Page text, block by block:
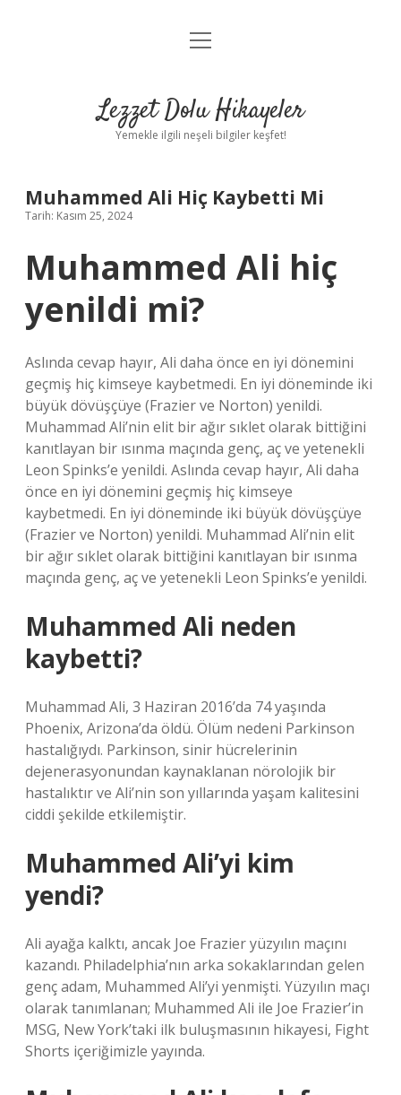
Anasayfa
Yasal Uyarı
menüyü
Lezzet Dolu Hikayeler
Yemekle ilgili neşeli bilgiler keşfet!
Muhammed Ali Hiç Kaybetti Mi
Tarih: Kasım 25, 2024
Muhammed Ali hiç
yenildi mi?
Aslında cevap hayır, Ali daha önce en iyi dönemini
geçmiş hiç kimseye kaybetmedi. En iyi döneminde iki
büyük dövüşçüye (Frazier ve Norton) yenildi.
Muhammad Ali’nin elit bir ağır sıklet olarak bittiğini
kanıtlayan bir ısınma maçında genç, aç ve yetenekli
Leon Spinks’e yenildi. Aslında cevap hayır, Ali daha
önce en iyi dönemini geçmiş hiç kimseye
kaybetmedi. En iyi döneminde iki büyük dövüşçüye
(Frazier ve Norton) yenildi. Muhammad Ali’nin elit
bir ağır sıklet olarak bittiğini kanıtlayan bir ısınma
maçında genç, aç ve yetenekli Leon Spinks’e yenildi.
Muhammed Ali neden
kaybetti?
Muhammad Ali, 3 Haziran 2016’da 74 yaşında
Phoenix, Arizona’da öldü. Ölüm nedeni Parkinson
hastalığıydı. Parkinson, sinir hücrelerinin
dejenerasyonundan kaynaklanan nörolojik bir
hastalıktır ve Ali’nin son yıllarında yaşam kalitesini
ciddi şekilde etkilemiştir.
Muhammed Ali’yi kim
yendi?
Ali ayağa kalktı, ancak Joe Frazier yüzyılın maçını
kazandı. Philadelphia’nın arka sokaklarından gelen
genç adam, Muhammed Ali’yi yenmişti. Yüzyılın maçı
olarak tanımlanan; Muhammed Ali ile Joe Frazier’in
MSG, New York’taki ilk buluşmasının hikayesi, Fight
Shorts içeriğimizle yayında.